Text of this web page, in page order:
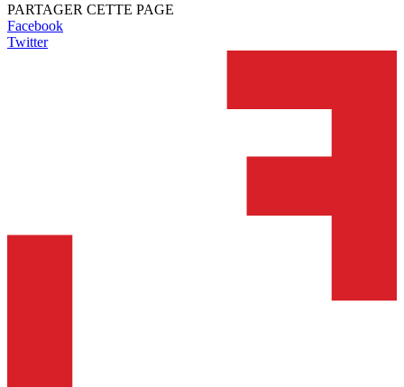
PARTAGER CETTE PAGE
Facebook
Twitter